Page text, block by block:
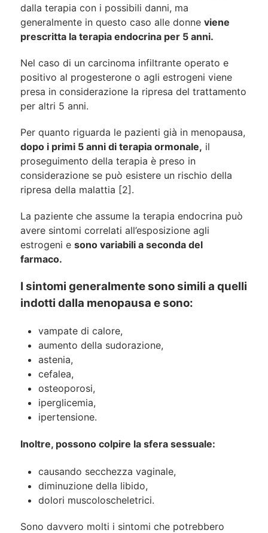
dalla terapia con i possibili danni, ma
generalmente in questo caso alle donne viene
prescritta la terapia endocrina per 5 anni.
Nel caso di un carcinoma infiltrante operato e
positivo al progesterone o agli estrogeni viene
presa in considerazione la ripresa del trattamento
per altri 5 anni.
Per quanto riguarda le pazienti già in menopausa,
dopo i primi 5 anni di terapia ormonale, il
proseguimento della terapia è preso in
considerazione se può esistere un rischio della
ripresa della malattia [2].
La paziente che assume la terapia endocrina può
avere sintomi correlati all’esposizione agli
estrogeni e sono variabili a seconda del
farmaco.
I sintomi generalmente sono simili a quelli
indotti dalla menopausa e sono:
vampate di calore,
aumento della sudorazione,
astenia,
cefalea,
osteoporosi,
iperglicemia,
ipertensione.
Inoltre, possono colpire la sfera sessuale:
causando secchezza vaginale,
diminuzione della libido,
dolori muscoloscheletrici.
Sono davvero molti i sintomi che potrebbero